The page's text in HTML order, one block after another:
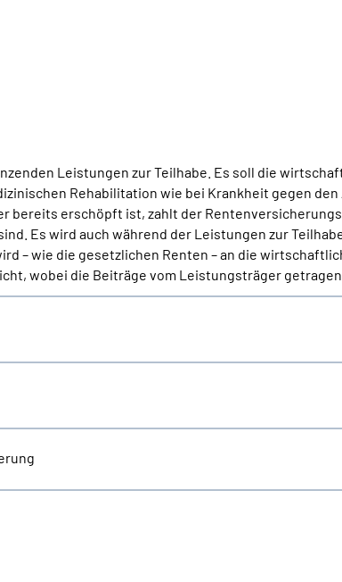
Leistungen zur Teilhabe. Es soll die
Rehabilitation wie bei Krankheit gegen
bereits erschöpft ist, zahlt der
Es wird auch während der Leistungen zur
– wie die gesetzlichen Renten – an die
wobei die Beiträge vom Leistungsträger getragen